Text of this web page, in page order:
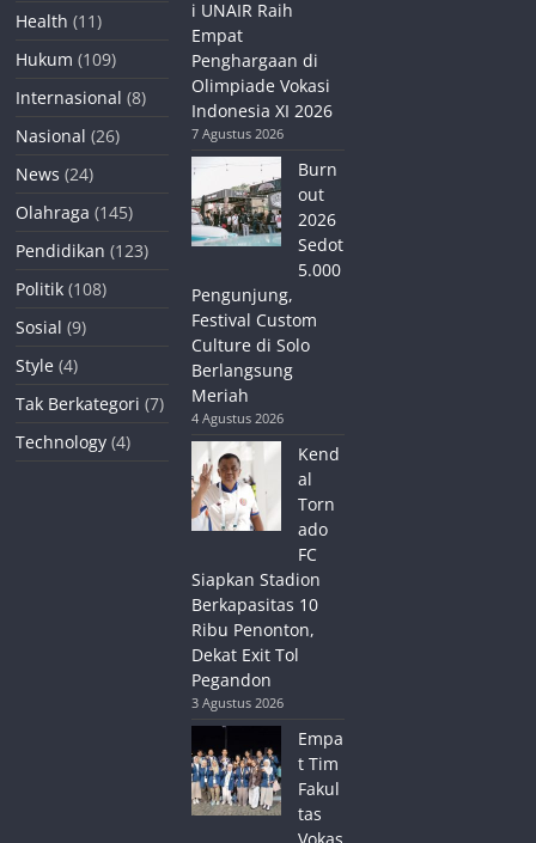
Health (11)
Hukum (109)
Internasional (8)
Nasional (26)
News (24)
Olahraga (145)
Pendidikan (123)
Politik (108)
Sosial (9)
Style (4)
Tak Berkategori (7)
Technology (4)
i UNAIR Raih
Empat
Penghargaan di
Olimpiade Vokasi
Indonesia XI 2026
7 Agustus 2026
Burn
out
2026
Sedot
5.000
Pengunjung,
Festival Custom
Culture di Solo
Berlangsung
Meriah
4 Agustus 2026
Kend
al
Torn
ado
FC
Siapkan Stadion
Berkapasitas 10
Ribu Penonton,
Dekat Exit Tol
Pegandon
3 Agustus 2026
Empa
t Tim
Fakul
tas